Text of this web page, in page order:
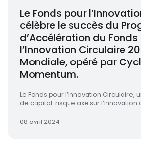
Le Fonds pour
célèbre le succès du
d’Accélération du Fonds
l’Innovation Circulaire
Mondiale, opéré par
Momentum.
Le Fonds pour l’Innovation Circulaire,
de capital-risque axé sur l’innovation
08 avril 2024